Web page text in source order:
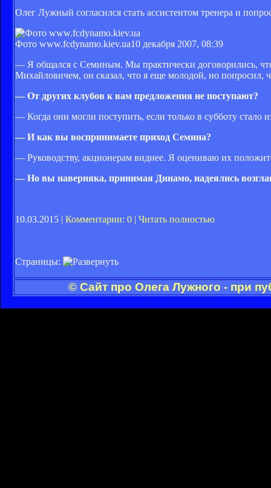
Олег Лужный согласился стать ассистентом тренера и
Фото www.fcdynamo.kiev.ua10 декабря 2007, 08:39
— Я общался с Семиным. Мы практически договорились,
Михайловичем, он сказал, что я еще молодой, но попросил,
— От других клубов к вам предложения не поступают?
— Когда они могли поступить, если только в субботу стало
— И как вы воспринимаете приход Семина?
— Руководству, акционерам виднее. Я оцениваю их
— Но вы наверняка, принимая Динамо, надеялись
10.03.2015 | Комментарии: 0 | Читать полностью
Страницы:
© Сайт про Олега Лужного - при